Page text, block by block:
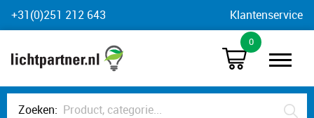
Skip
to
+31(0)251 212 643 Klantenservice
0
Zoeken: